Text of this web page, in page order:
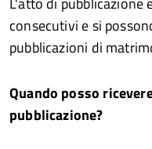
consecutivi e si
pubblicazioni di
Quando posso
pubblicazione?